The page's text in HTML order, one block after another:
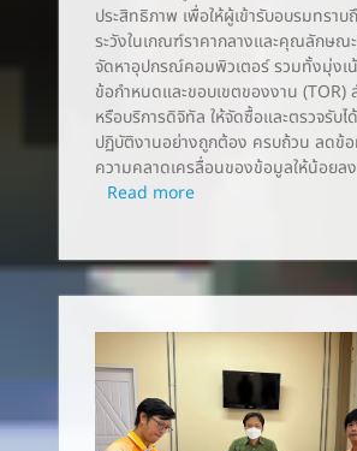
ประสิทธิภาพ เพื่อให้ผู้เข้ารับอบรมทราบ
ระวังในเกณฑ์ราคากลางและคุณลักษณ
จัดหาอุปกรณ์คอมพิวเตอร์ รวมทั้งมุ่งเ
ข้อกำหนดและขอบเขตของงาน (TOR)
หรือบริการดิจิทัล ให้จัดซื้อและตรวจรับไ
ปฏิบัติงานอย่างถูกต้อง ครบถ้วน ลดข้
ความคลาดเครลื่อนของข้อมูลให้น้อยล
Read more